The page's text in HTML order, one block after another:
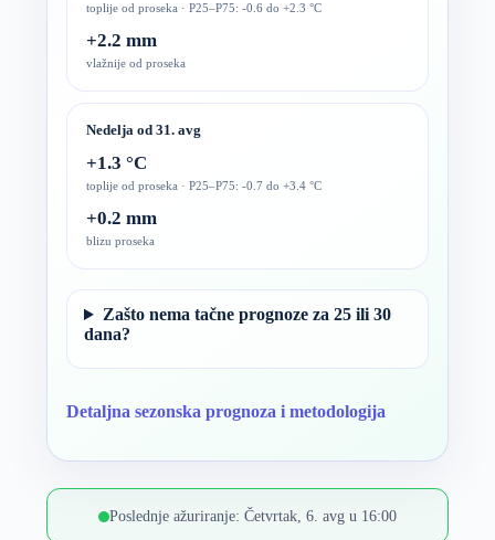
toplije od proseka · P25–P75: -0.6 do +2.3 °C
+2.2 mm
vlažnije od proseka
Nedelja od 31. avg
+1.3 °C
toplije od proseka · P25–P75: -0.7 do +3.4 °C
+0.2 mm
blizu proseka
Zašto nema tačne prognoze za 25 ili 30
dana?
Detaljna sezonska prognoza i metodologija
Poslednje ažuriranje: Četvrtak, 6. avg u 16:00